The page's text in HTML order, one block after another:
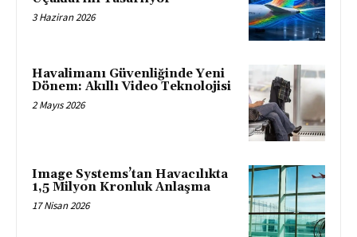
3 Haziran 2026
Havalimanı Güvenliğinde Yeni
Dönem: Akıllı Video Teknolojisi
2 Mayıs 2026
Image Systems’tan Havacılıkta
1,5 Milyon Kronluk Anlaşma
17 Nisan 2026